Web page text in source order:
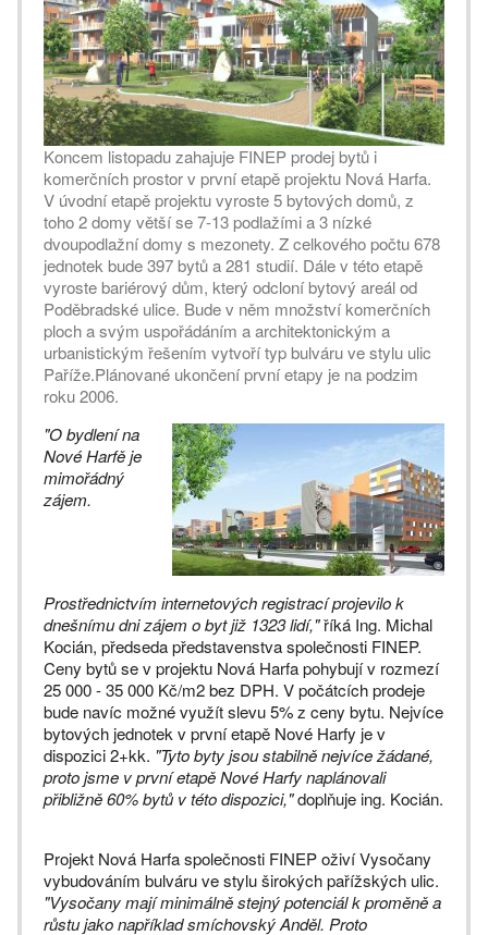
Koncem listopadu zahajuje FINEP prodej bytů i
komerčních prostor v první etapě projektu Nová Harfa.
V úvodní etapě projektu vyroste 5 bytových domů, z
toho 2 domy větší se 7-13 podlažími a 3 nízké
dvoupodlažní domy s mezonety. Z celkového počtu 678
jednotek bude 397 bytů a 281 studií. Dále v této etapě
vyroste bariérový dům, který odcloní bytový areál od
Poděbradské ulice. Bude v něm množství komerčních
ploch a svým uspořádáním a architektonickým a
urbanistickým řešením vytvoří typ bulváru ve stylu ulic
Paříže.Plánované ukončení první etapy je na podzim
roku 2006.
"O bydlení na
Nové Harfě je
mimořádný
zájem.
Prostřednictvím internetových registrací projevilo k
dnešnímu dni zájem o byt již 1323 lidí,"říká Ing. Michal
Kocián, předseda představenstva společnosti FINEP.
Ceny bytů se v projektu Nová Harfa pohybují v rozmezí
25 000 - 35 000 Kč/m2 bez DPH. V počátcích prodeje
bude navíc možné využít slevu 5% z ceny bytu. Nejvíce
bytových jednotek v první etapě Nové Harfy je v
dispozici 2+kk. "Tyto byty jsou stabilně nejvíce žádané,
proto jsme v první etapě Nové Harfy naplánovali
přibližně 60% bytů v této dispozici,"doplňuje ing. Kocián.
Projekt Nová Harfa společnosti FINEP oživí Vysočany
vybudováním bulváru ve stylu širokých pařížských ulic.
"Vysočany mají minimálně stejný potenciál k proměně a
růstu jako například smíchovský Anděl. Proto